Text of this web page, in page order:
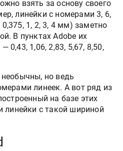
взять за основу своего
линейки с номерами 3, 6,
1, 2, 3, 4 мм) заметно
В пунктах Adobe их
0,43, 1,06, 2,83, 5,67, 8,50,
но ведь
линеек. А вот ряд из
на базе этих
линейки с такой шириной